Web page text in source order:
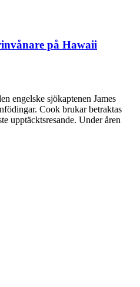
på Hawaii
engelske sjökaptenen James
Cook brukar betraktas
upptäcktsresande. Under åren